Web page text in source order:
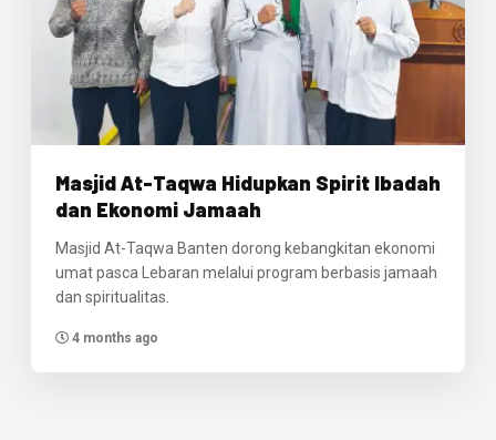
Masjid At-Taqwa Hidupkan Spirit Ibadah
dan Ekonomi Jamaah
Masjid At-Taqwa Banten dorong kebangkitan ekonomi
umat pasca Lebaran melalui program berbasis jamaah
dan spiritualitas.
4 months ago